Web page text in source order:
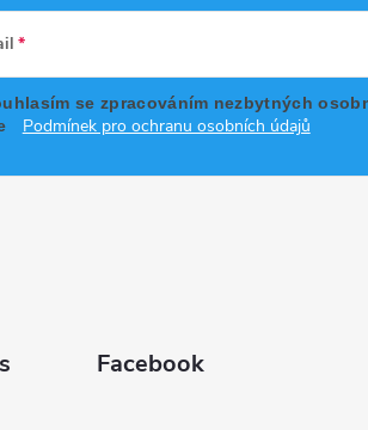
se zpracováním nezbytných
Podmínek pro ochranu osobních údajů
Facebook